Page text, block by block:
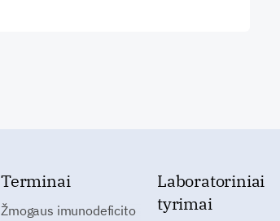
Terminai
Žmogaus imunodeficito
Laboratoriniai
tyrimai